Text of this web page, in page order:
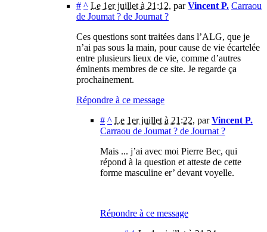
# ^ Le 1er juillet à 21:12, parVincent P. Carraou
de Joumat ? de Journat ?
Ces questions sont traitées dans l’ALG, que je
n’ai pas sous la main, pour cause de vie écartelée
entre plusieurs lieux de vie, comme d’autres
éminents membres de ce site. Je regarde ça
prochainement.
Répondre à ce message
# ^ Le 1er juillet à 21:22, parVincent P.
Carraou de Joumat ? de Journat ?
Mais ... j’ai avec moi Pierre Bec, qui
répond à la question et atteste de cette
forme masculine er’ devant voyelle.
Répondre à ce message